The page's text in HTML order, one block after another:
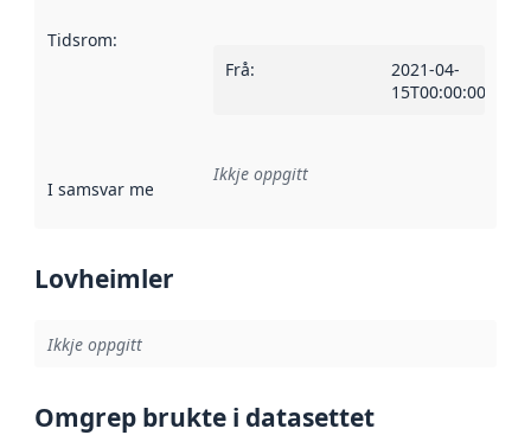
Tidsrom:
Frå:
2021-04-
15T00:00:00Z
I samsvar med Referanse til ei implementeringsregel eller
Ikkje oppgitt
Lovheimler
Ikkje oppgitt
Omgrep brukte i datasettet